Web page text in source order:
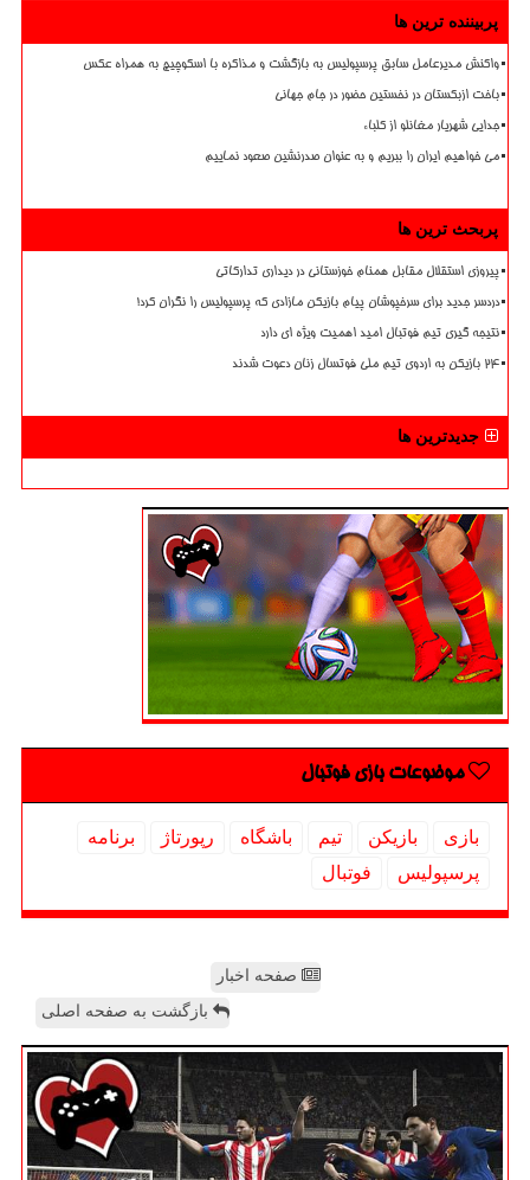
پربیننده ترین ها
واکنش مدیرعامل سابق پرسپولیس به بازگشت و مذاکره با اسکوچیچ به همراه عکس
باخت ازبکستان در نخستین حضور در جام جهانی
جدایی شهریار مغانلو از کلباء
می خواهیم ایران را ببریم و به عنوان صدرنشین صعود نماییم
پربحث ترین ها
پیروزی استقلال مقابل همنام خوزستانی در دیداری تدارکاتی
دردسر جدید برای سرخپوشان پیام بازیکن مازادی که پرسپولیس را نگران کرد!
نتیجه گیری تیم فوتبال امید اهمیت ویژه ای دارد
۲۴ بازیکن به اردوی تیم ملی فوتسال زنان دعوت شدند
جدیدترین ها
موضوعات بازی فوتبال
بازی بازیكن تیم باشگاه رپورتاژ
برنامه
پرسپولیس
فوتبال
صفحه اخبار
بازگشت به صفحه اصلی